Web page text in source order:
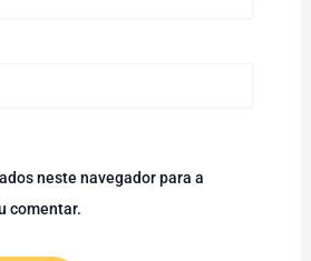
neste navegador para a
comentar.